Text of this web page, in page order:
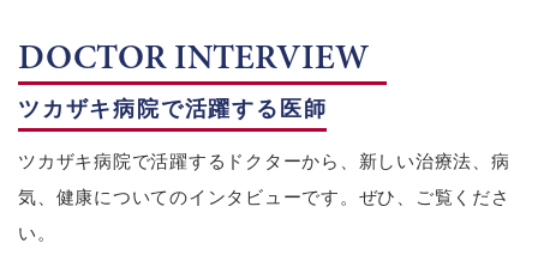
DOCTOR INTERVIEW
ツカザキ病院で活躍する医師
ツカザキ病院で活躍するドクターから、新しい治療法、病
気、健康についてのインタビューです。ぜひ、ご覧くださ
い。